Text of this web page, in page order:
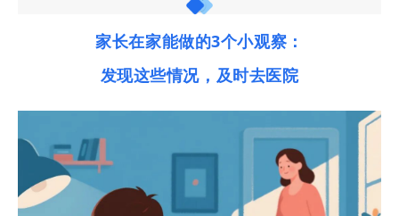
家长在家能做的3个小观察：
发现这些情况，及时去医院